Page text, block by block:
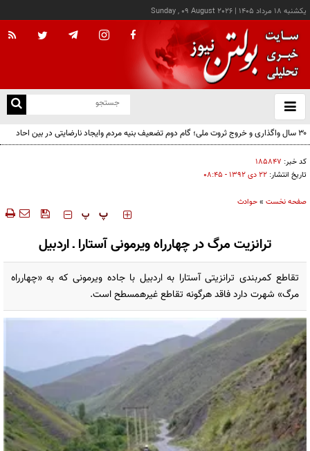
يکشنبه ۱۸ مرداد ۱۴۰۵ |
Sunday , 09 August 2026
باز
و
۳۰ سال واگذاری و خروج ثروت ملی؛ گام دوم تضعیف بنیه مردم وایجاد نارضایتی در بین احاد
مردم
کد خبر: ۱۸۵۸۴۷
تاریخ انتشار: ۲۲ دی ۱۳۹۲ - ۰۸:۴۵
صفحه نخست »حوادث
‍‍‍ پ پ
ترانزیت مرگ در چهارراه ویرمونی آستارا‌ ـ اردبیل
تقاطع کمربندی ترانزیتی آستارا به اردبیل با جاده ویرمونی که به «چهارراه
مرگ» شهرت دارد فاقد هرگونه تقاطع غیرهمسطح است.